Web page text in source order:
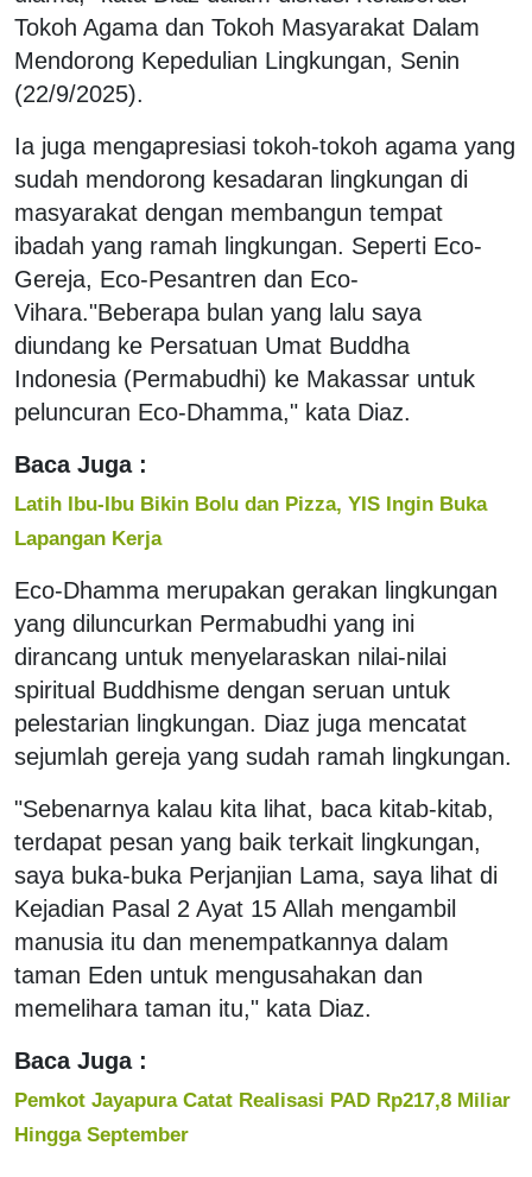
Tokoh Agama dan Tokoh Masyarakat Dalam
Mendorong Kepedulian Lingkungan, Senin
(22/9/2025).
Ia juga mengapresiasi tokoh-tokoh agama yang
sudah mendorong kesadaran lingkungan di
masyarakat dengan membangun tempat
ibadah yang ramah lingkungan. Seperti Eco-
Gereja, Eco-Pesantren dan Eco-
Vihara."Beberapa bulan yang lalu saya
diundang ke Persatuan Umat Buddha
Indonesia (Permabudhi) ke Makassar untuk
peluncuran Eco-Dhamma," kata Diaz.
Baca Juga :
Latih Ibu-Ibu Bikin Bolu dan Pizza, YIS Ingin Buka
Lapangan Kerja
Eco-Dhamma merupakan gerakan lingkungan
yang diluncurkan Permabudhi yang ini
dirancang untuk menyelaraskan nilai-nilai
spiritual Buddhisme dengan seruan untuk
pelestarian lingkungan. Diaz juga mencatat
sejumlah gereja yang sudah ramah lingkungan.
"Sebenarnya kalau kita lihat, baca kitab-kitab,
terdapat pesan yang baik terkait lingkungan,
saya buka-buka Perjanjian Lama, saya lihat di
Kejadian Pasal 2 Ayat 15 Allah mengambil
manusia itu dan menempatkannya dalam
taman Eden untuk mengusahakan dan
memelihara taman itu," kata Diaz.
Baca Juga :
Pemkot Jayapura Catat Realisasi PAD Rp217,8 Miliar
Hingga September